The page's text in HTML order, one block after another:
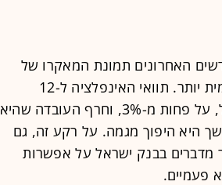
האחרונים תמונת המאקרו של
ישראל מתבהרת מעט, והתמונה נראית אופטימית יותר. תוואי האינפלציה ל-12
החודשים הקרובים נמצא בתוך יעד בנק ישראל, על פחות מ-3%, וחרף העובדה שהיא
היא היפוך מגמה. על רקע זה, גם
מדברים בבנק ישראל על אפשרות
פעמיים.